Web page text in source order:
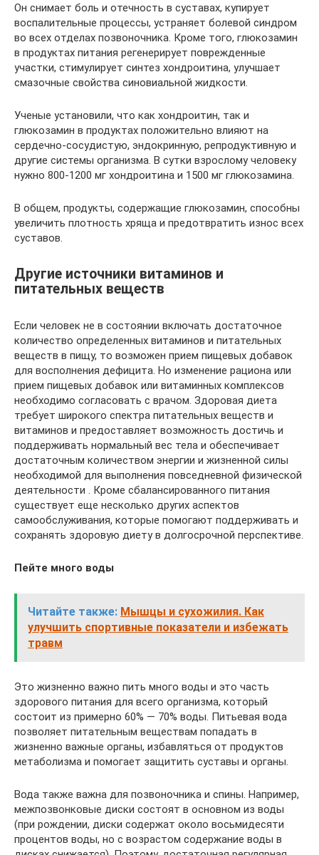
Он снимает боль и отечность в суставах, купирует
воспалительные процессы, устраняет болевой синдром
во всех отделах позвоночника. Кроме того, глюкозамин
в продуктах питания регенерирует поврежденные
участки, стимулирует синтез хондроитина, улучшает
смазочные свойства синовиальной жидкости.
Ученые установили, что как хондроитин, так и
глюкозамин в продуктах положительно влияют на
сердечно-сосудистую, эндокринную, репродуктивную и
другие системы организма. В сутки взрослому человеку
нужно 800-1200 мг хондроитина и 1500 мг глюкозамина.
В общем, продукты, содержащие глюкозамин, способны
увеличить плотность хряща и предотвратить износ всех
суставов.
Другие источники витаминов и
питательных веществ
Если человек не в состоянии включать достаточное
количество определенных витаминов и питательных
веществ в пищу, то возможен прием пищевых добавок
для восполнения дефицита. Но изменение рациона или
прием пищевых добавок или витаминных комплексов
необходимо согласовать с врачом. Здоровая диета
требует широкого спектра питательных веществ и
витаминов и предоставляет возможность достичь и
поддерживать нормальный вес тела и обеспечивает
достаточным количеством энергии и жизненной силы
необходимой для выполнения повседневной физической
деятельности . Кроме сбалансированного питания
существует еще несколько других аспектов
самообслуживания, которые помогают поддерживать и
сохранять здоровую диету в долгосрочной перспективе.
Пейте много воды
Читайте также: Мышцы и сухожилия. Как
улучшить спортивные показатели и избежать
травм
Это жизненно важно пить много воды и это часть
здорового питания для всего организма, который
состоит из примерно 60% — 70% воды. Питьевая вода
позволяет питательным веществам попадать в
жизненно важные органы, избавляться от продуктов
метаболизма и помогает защитить суставы и органы.
Вода также важна для позвоночника и спины. Например,
межпозвонковые диски состоят в основном из воды
(при рождении, диски содержат около восьмидесяти
процентов воды, но с возрастом содержание воды в